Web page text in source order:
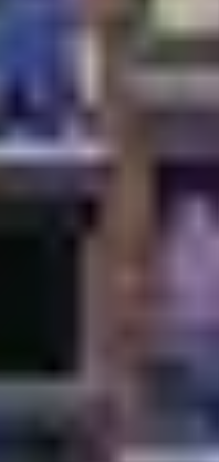
Voir plus
end en hiver
end hiver en famille